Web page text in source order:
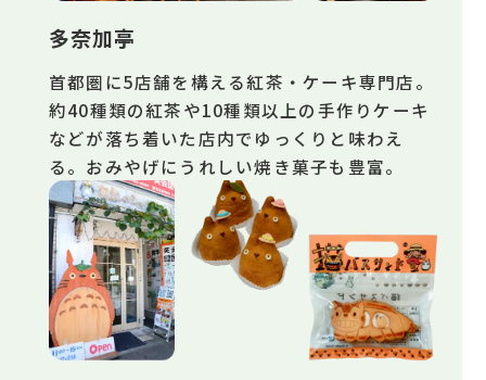
多奈加亭
首都圏に5店舗を構える紅茶・ケーキ専門店。
約40種類の紅茶や10種類以上の手作りケーキ
などが落ち着いた店内でゆっくりと味わえ
る。おみやげにうれしい焼き菓子も豊富。